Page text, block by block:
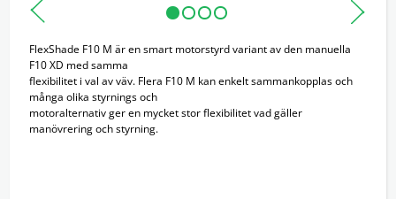
FlexShade F10 M är en smart motorstyrd variant av den manuella
F10 XD med samma
flexibilitet i val av väv. Flera F10 M kan enkelt sammankopplas och
många olika styrnings och
motoralternativ ger en mycket stor flexibilitet vad gäller
manövrering och styrning.